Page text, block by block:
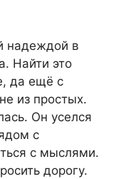
надеждой в
Найти это
да ещё с
из простых.
Он уселся
с
с мыслями.
дорогу.